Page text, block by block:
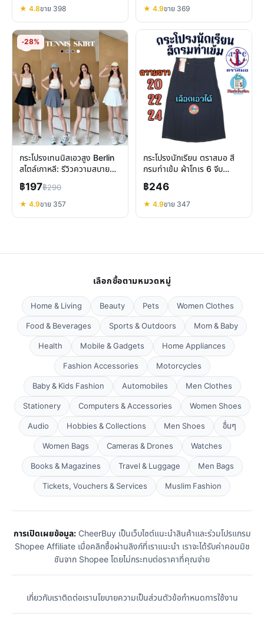
★ 4.8ขาย 398 ★ 4.9ขาย 369
-28%
กระโปรงเทนนิสเอวสูง Berlin
สไตล์เกาหลี: รีวิวความสบาย
และคุณสมบัติเด่นที่ต้องรู้
฿197฿290
★ 4.9ขาย 357
กระโปรงนักเรียน ตราสมอ สี
กรมท่าเข้ม ผ้าโทเร 6 จีบ
ทนทาน ใส่สบาย
฿246
★ 4.9ขาย 347
เลือกซื้อตามหมวดหมู่
Home & Living Beauty Pets
Women Clothes
Food & Beverages
Sports & Outdoors
Mom & Baby
Health
Mobile & Gadgets
Home Appliances
Fashion Accessories
Motorcycles
Baby & Kids Fashion
Automobiles
Men Clothes
Stationery
Computers & Accessories
Women Shoes
Audio
Hobbies & Collections Men Shoes
อื่นๆ
Women Bags
Cameras & Drones
Watches
Books & Magazines
Travel & Luggage
Men Bags
Tickets, Vouchers & Services
Muslim Fashion
การเปิดเผยข้อมูล:CheerBuy เป็นเว็บไซต์แนะนำสินค้าและร่วมโปรแกรม
Shopee Affiliate เมื่อคลิกซื้อผ่านลิงก์ที่เราแนะนำ เราจะได้รับค่าคอมมิช
ชันจาก Shopee โดยไม่กระทบต่อราคาที่คุณจ่าย
เกี่ยวกับเราติดต่อเรานโยบายความเป็นส่วนตัวข้อกำหนดการใช้งาน